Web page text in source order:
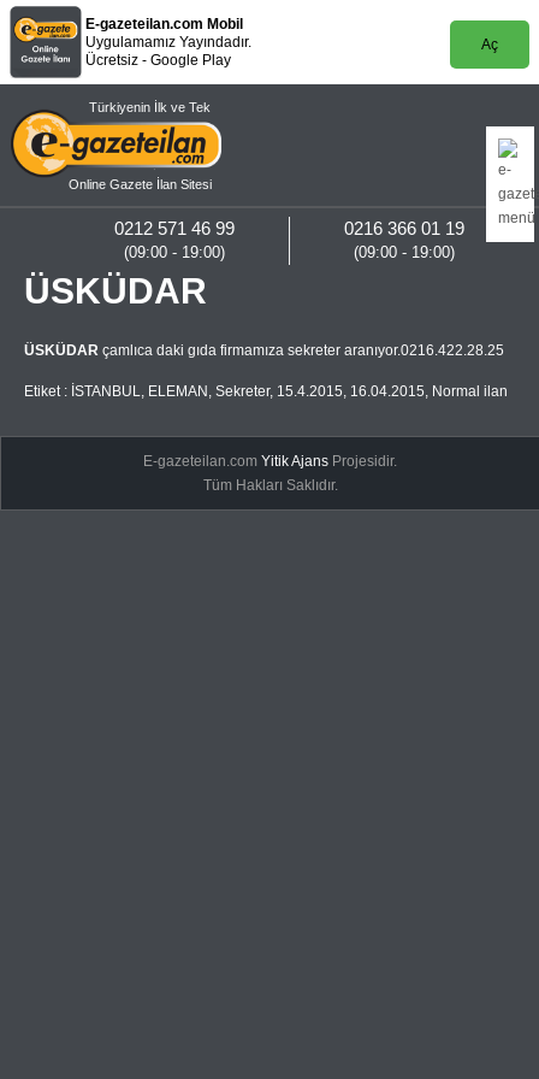
E-gazeteilan.com Mobil
Uygulamamız Yayındadır.
Ücretsiz - Google Play
Aç
Türkiyenin İlk ve Tek
Online Gazete İlan Sitesi
0216 366 01 19
(09:00 - 19:00)
0212 571 46 99
(09:00 - 19:00)
ÜSKÜDAR
ÜSKÜDAR çamlıca daki gıda firmamıza sekreter aranıyor.0216.422.28.25
Etiket : İSTANBUL, ELEMAN , Sekreter, 15.4.2015, 16.04.2015, Normal ilan
E-gazeteilan.comYitik Ajans Projesidir.
Tüm Hakları Saklıdır.